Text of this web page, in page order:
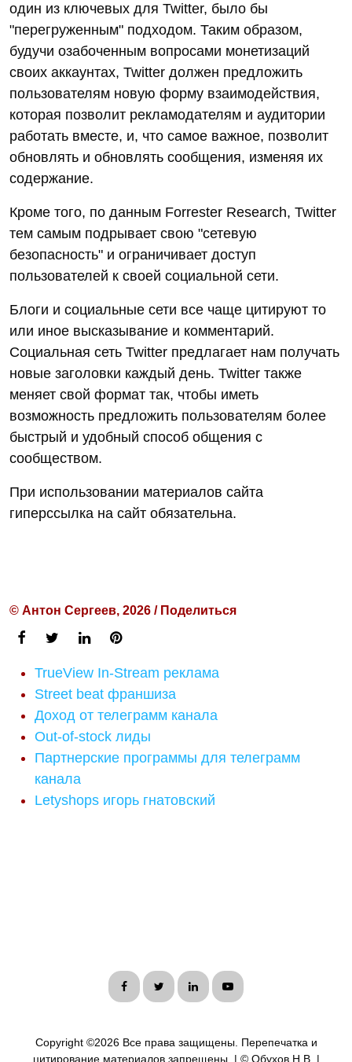
один из ключевых для Twitter, было бы
"перегруженным" подходом. Таким образом,
будучи озабоченным вопросами монетизаций
своих аккаунтах, Twitter должен предложить
пользователям новую форму взаимодействия,
которая позволит рекламодателям и аудитории
работать вместе, и, что самое важное, позволит
обновлять и обновлять сообщения, изменяя их
содержание.
Кроме того, по данным Forrester Research, Twitter
тем самым подрывает свою "сетевую
безопасность" и ограничивает доступ
пользователей к своей социальной сети.
Блоги и социальные сети все чаще цитируют то
или иное высказывание и комментарий.
Социальная сеть Twitter предлагает нам получать
новые заголовки каждый день. Twitter также
меняет свой формат так, чтобы иметь
возможность предложить пользователям более
быстрый и удобный способ общения с
сообществом.
При использовании материалов сайта
гиперссылка на сайт обязательна.
© Антон Сергеев, 2026 / Поделиться
TrueView In-Stream реклама
Street beat франшиза
Доход от телеграмм канала
Out-of-stock лиды
Партнерские программы для телеграмм
канала
Letyshops игорь гнатовский
Copyright ©2026 Все права защищены. Перепечатка и
цитирование материалов запрещены. | © Обухов Н.В. |